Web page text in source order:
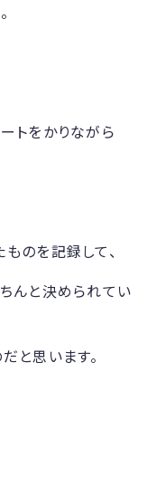
トをかりながら
のを記録して、
んと決められてい
と思います。